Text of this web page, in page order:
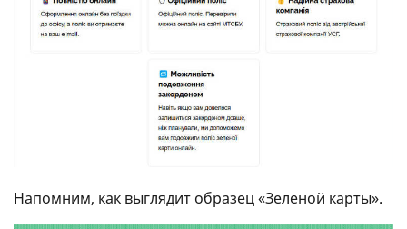
Напомним, как выглядит образец «Зеленой карты».